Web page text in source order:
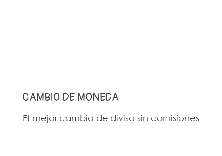
CAMBIO DE MONEDA
El mejor cambio de divisa sin comisiones